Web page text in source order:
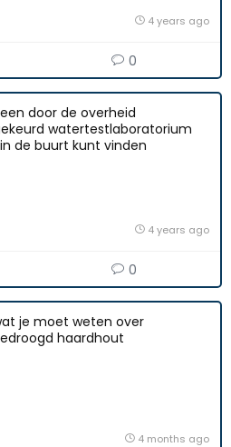
4 years ago
0
door de overheid
watertestlaboratorium
de buurt kunt vinden
4 years ago
0
je moet weten over
haardhout
4 months ago